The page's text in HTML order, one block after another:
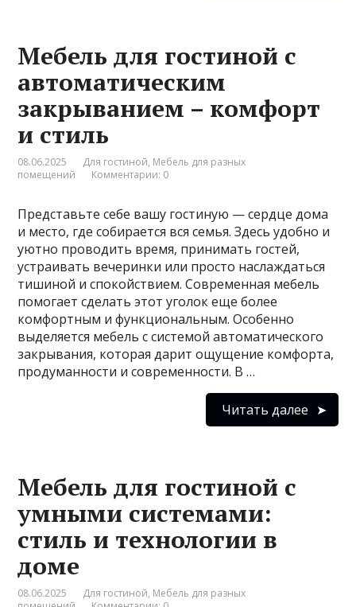
Мебель для гостиной с
автоматическим
закрыванием – комфорт
и стиль
08.06.2025 Для гостиной, Мебель для разных
помещений
Комментарии: 0
Представьте себе вашу гостиную — сердце дома
и место, где собирается вся семья. Здесь удобно и
уютно проводить время, принимать гостей,
устраивать вечеринки или просто наслаждаться
тишиной и спокойствием. Современная мебель
помогает сделать этот уголок еще более
комфортным и функциональным. Особенно
выделяется мебель с системой автоматического
закрывания, которая дарит ощущение комфорта,
продуманности и современности. В …
Читать далее
Мебель для гостиной с
умными системами:
стиль и технологии в
доме
08.06.2025 Для гостиной, Мебель для разных